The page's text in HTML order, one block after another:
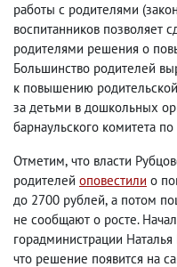
работы с родителями (
воспитанников позволяет
родителями решения о
Большинство родителей
к повышению
за детьми в дошкольных
барнаульского комитета
Отметим, что власти
родителей оповестили о
до 2700 рублей, а потом
не сообщают о росте.
горадминистрации
что решение появится на